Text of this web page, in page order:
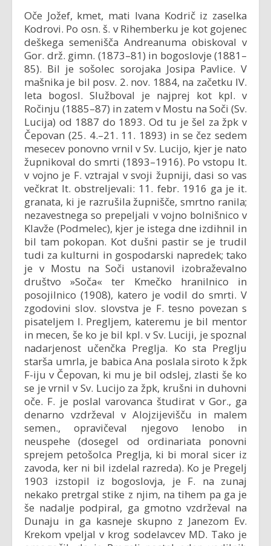
Oče Jožef, kmet, mati Ivana Kodrič iz zaselka
Kodrovi. Po osn. š. v Rihemberku je kot gojenec
deškega semenišča Andreanuma obiskoval v
Gor. drž. gimn. (1873–81) in bogoslovje (1881–
85). Bil je sošolec sorojaka Josipa Pavlice. V
mašnika je bil posv. 2. nov. 1884, na začetku IV.
leta bogosl. Služboval je najprej kot kpl. v
Ročinju (1885–87) in zatem v Mostu na Soči (Sv.
Lucija) od 1887 do 1893. Od tu je šel za žpk v
Čepovan (25. 4.–21. 11. 1893) in se čez sedem
mesecev ponovno vrnil v Sv. Lucijo, kjer je nato
župnikoval do smrti (1893–1916). Po vstopu It.
v vojno je F. vztrajal v svoji župniji, dasi so vas
večkrat It. obstreljevali: 11. febr. 1916 ga je it.
granata, ki je razrušila župnišče, smrtno ranila;
nezavestnega so prepeljali v vojno bolnišnico v
Klavže (Podmelec), kjer je istega dne izdihnil in
bil tam pokopan. Kot dušni pastir se je trudil
tudi za kulturni in gospodarski napredek; tako
je v Mostu na Soči ustanovil izobraževalno
društvo »Soča« ter Kmečko hranilnico in
posojilnico (1908), katero je vodil do smrti. V
zgodovini slov. slovstva je F. tesno povezan s
pisateljem I. Pregljem, kateremu je bil mentor
in mecen, še ko je bil kpl. v Sv. Luciji, je spoznal
nadarjenost učenčka Preglja. Ko sta Preglju
starša umrla, je babica Ana poslala siroto k žpk
F-iju v Čepovan, ki mu je bil odslej, zlasti še ko
se je vrnil v Sv. Lucijo za žpk, krušni in duhovni
oče. F. je poslal varovanca študirat v Gor., ga
denarno vzdrževal v Alojzijevišču in malem
semen., opravičeval njegovo lenobo in
neuspehe (dosegel od ordinariata ponovni
sprejem petošolca Preglja, ki bi moral sicer iz
zavoda, ker ni bil izdelal razreda). Ko je Pregelj
1903 izstopil iz bogoslovja, je F. na zunaj
nekako pretrgal stike z njim, na tihem pa ga je
še nadalje podpiral, ga gmotno vzdrževal na
Dunaju in ga kasneje skupno z Janezom Ev.
Krekom vpeljal v krog sodelavcev MD. Tako je